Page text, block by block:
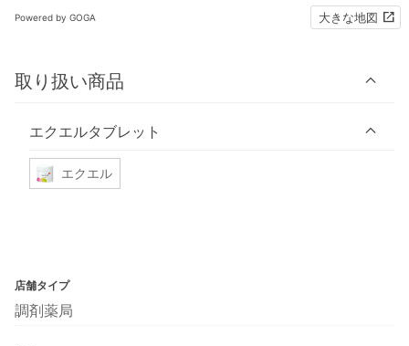
Powered by GOGA 大きな地図
取り扱い商品
エクエルタブレット
エクエル
店舗タイプ
調剤薬局